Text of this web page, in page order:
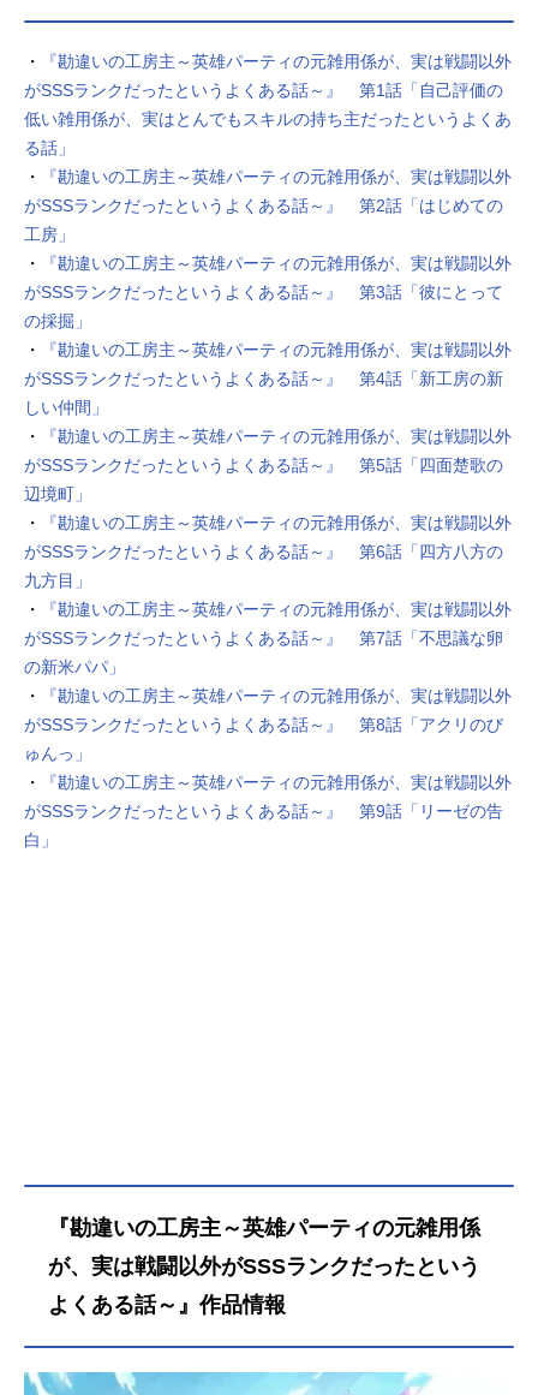
・
『勘違いの工房主～英雄パーティの元雑用係が、実は戦闘以外
がSSSランクだったというよくある話～』 第1話「自己評価の
低い雑用係が、実はとんでもスキルの持ち主だったというよくあ
る話」
・
『勘違いの工房主～英雄パーティの元雑用係が、実は戦闘以外
がSSSランクだったというよくある話～』 第2話「はじめての
工房」
・
『勘違いの工房主～英雄パーティの元雑用係が、実は戦闘以外
がSSSランクだったというよくある話～』 第3話「彼にとって
の採掘」
・
『勘違いの工房主～英雄パーティの元雑用係が、実は戦闘以外
がSSSランクだったというよくある話～』 第4話「新工房の新
しい仲間」
・
『勘違いの工房主～英雄パーティの元雑用係が、実は戦闘以外
がSSSランクだったというよくある話～』 第5話「四面楚歌の
辺境町」
・
『勘違いの工房主～英雄パーティの元雑用係が、実は戦闘以外
がSSSランクだったというよくある話～』 第6話「四方八方の
九方目」
・
『勘違いの工房主～英雄パーティの元雑用係が、実は戦闘以外
がSSSランクだったというよくある話～』 第7話「不思議な卵
の新米パパ」
・
『勘違いの工房主～英雄パーティの元雑用係が、実は戦闘以外
がSSSランクだったというよくある話～』 第8話「アクリのび
ゅんっ」
・
『勘違いの工房主～英雄パーティの元雑用係が、実は戦闘以外
がSSSランクだったというよくある話～』 第9話「リーゼの告
白」
『勘違いの工房主～英雄パーティの元雑用係
が、実は戦闘以外がSSSランクだったという
よくある話～』作品情報